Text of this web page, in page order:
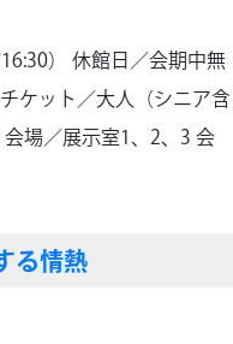
） 休館日／会期中無
ケット／大人（シニア含
場／展示室1、2、3 会
る情熱